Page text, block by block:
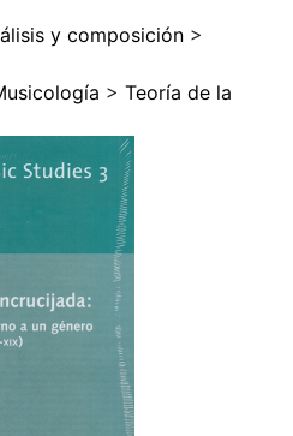
y composición >
> Teoría de la